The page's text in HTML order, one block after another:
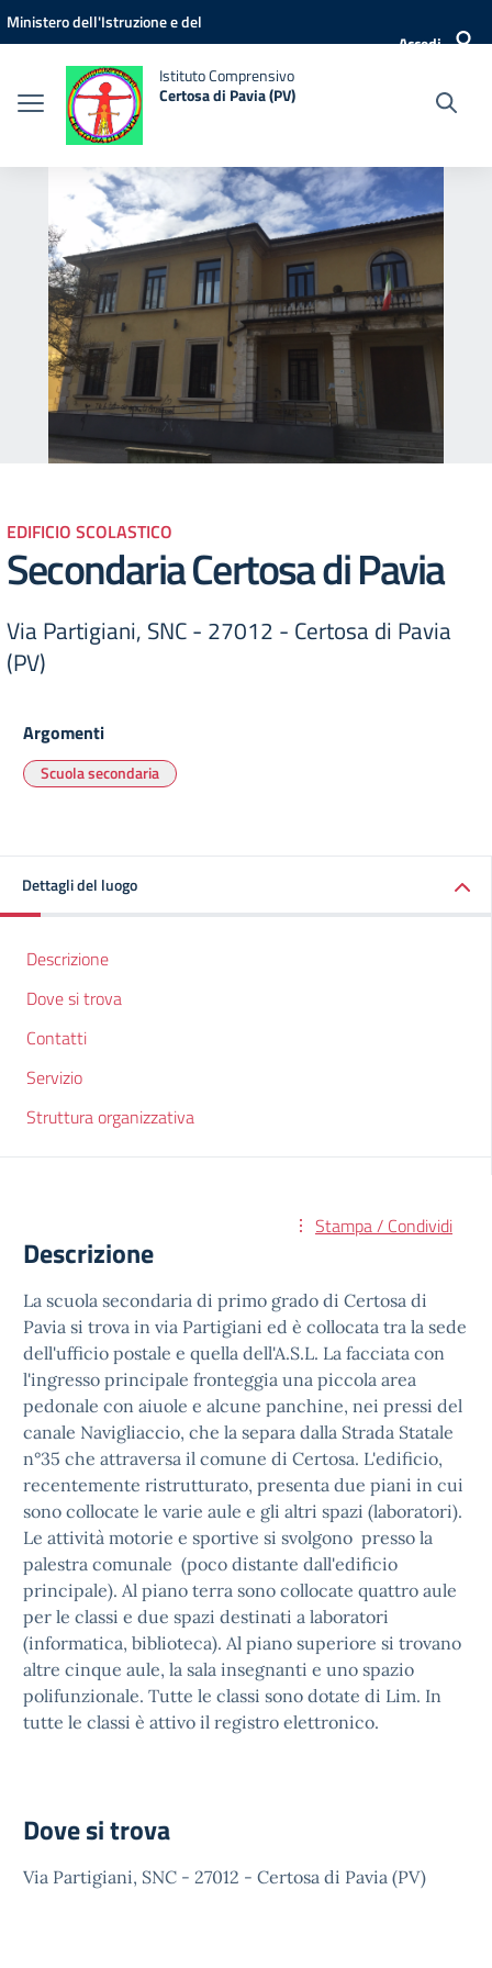
Vai ai contenuti
Vai al menu di navigazione
Vai al footer
Ministero dell'Istruzione e del
Accedi
Istituto Comprensivo
Certosa di Pavia (PV)
EDIFICIO SCOLASTICO
Secondaria Certosa di Pavia
Via Partigiani, SNC - 27012 - Certosa di Pavia
(PV)
Argomenti
Scuola secondaria
Dettagli del luogo
Descrizione
Dove si trova
Contatti
Servizio
Struttura organizzativa
Stampa / Condividi
Descrizione
La scuola secondaria di primo grado di Certosa di
Pavia si trova in via Partigiani ed è collocata tra la sede
dell'ufficio postale e quella dell'A.S.L. La facciata con
l'ingresso principale fronteggia una piccola area
pedonale con aiuole e alcune panchine, nei pressi del
canale Navigliaccio, che la separa dalla Strada Statale
n°35 che attraversa il comune di Certosa. L'edificio,
recentemente ristrutturato, presenta due piani in cui
sono collocate le varie aule e gli altri spazi (laboratori).
Le attività motorie e sportive si svolgono presso la
palestra comunale (poco distante dall'edificio
principale). Al piano terra sono collocate quattro aule
per le classi e due spazi destinati a laboratori
(informatica, biblioteca). Al piano superiore si trovano
altre cinque aule, la sala insegnanti e uno spazio
polifunzionale. Tutte le classi sono dotate di Lim. In
tutte le classi è attivo il registro elettronico.
Dove si trova
Via Partigiani, SNC - 27012 - Certosa di Pavia (PV)